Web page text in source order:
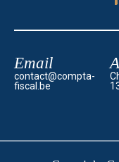
Email
contact@compta-
fiscal.be